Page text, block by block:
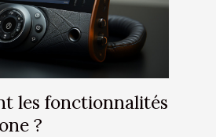
les fonctionnalités
?